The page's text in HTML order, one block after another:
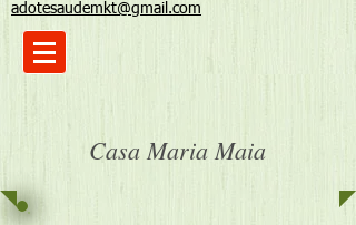
adotesaudemkt@gmail.com
Casa Maria Maia